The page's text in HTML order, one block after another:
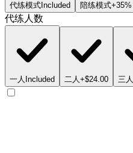
代练模式 Included 陪练模式+35%
代练人数
一人 Included 二人+$24.00 三人